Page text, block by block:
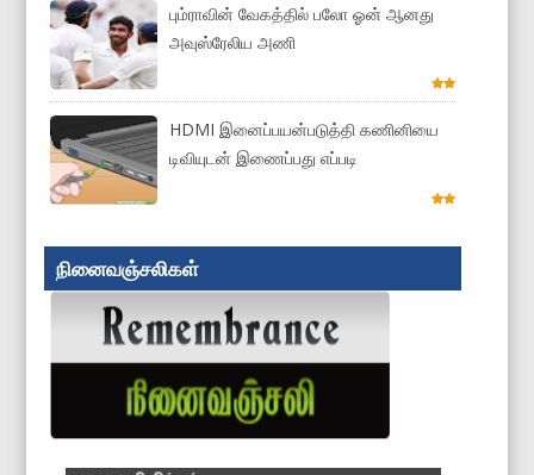
பும்ராவின் வேகத்தில் பலோ ஓன் ஆனது
அவுஸ்ரேலிய அணி
HDMI இனைப்பயன்படுத்தி கணினியை
டிவியுடன் இணைப்பது எப்படி
நினைவஞ்சலிகள்